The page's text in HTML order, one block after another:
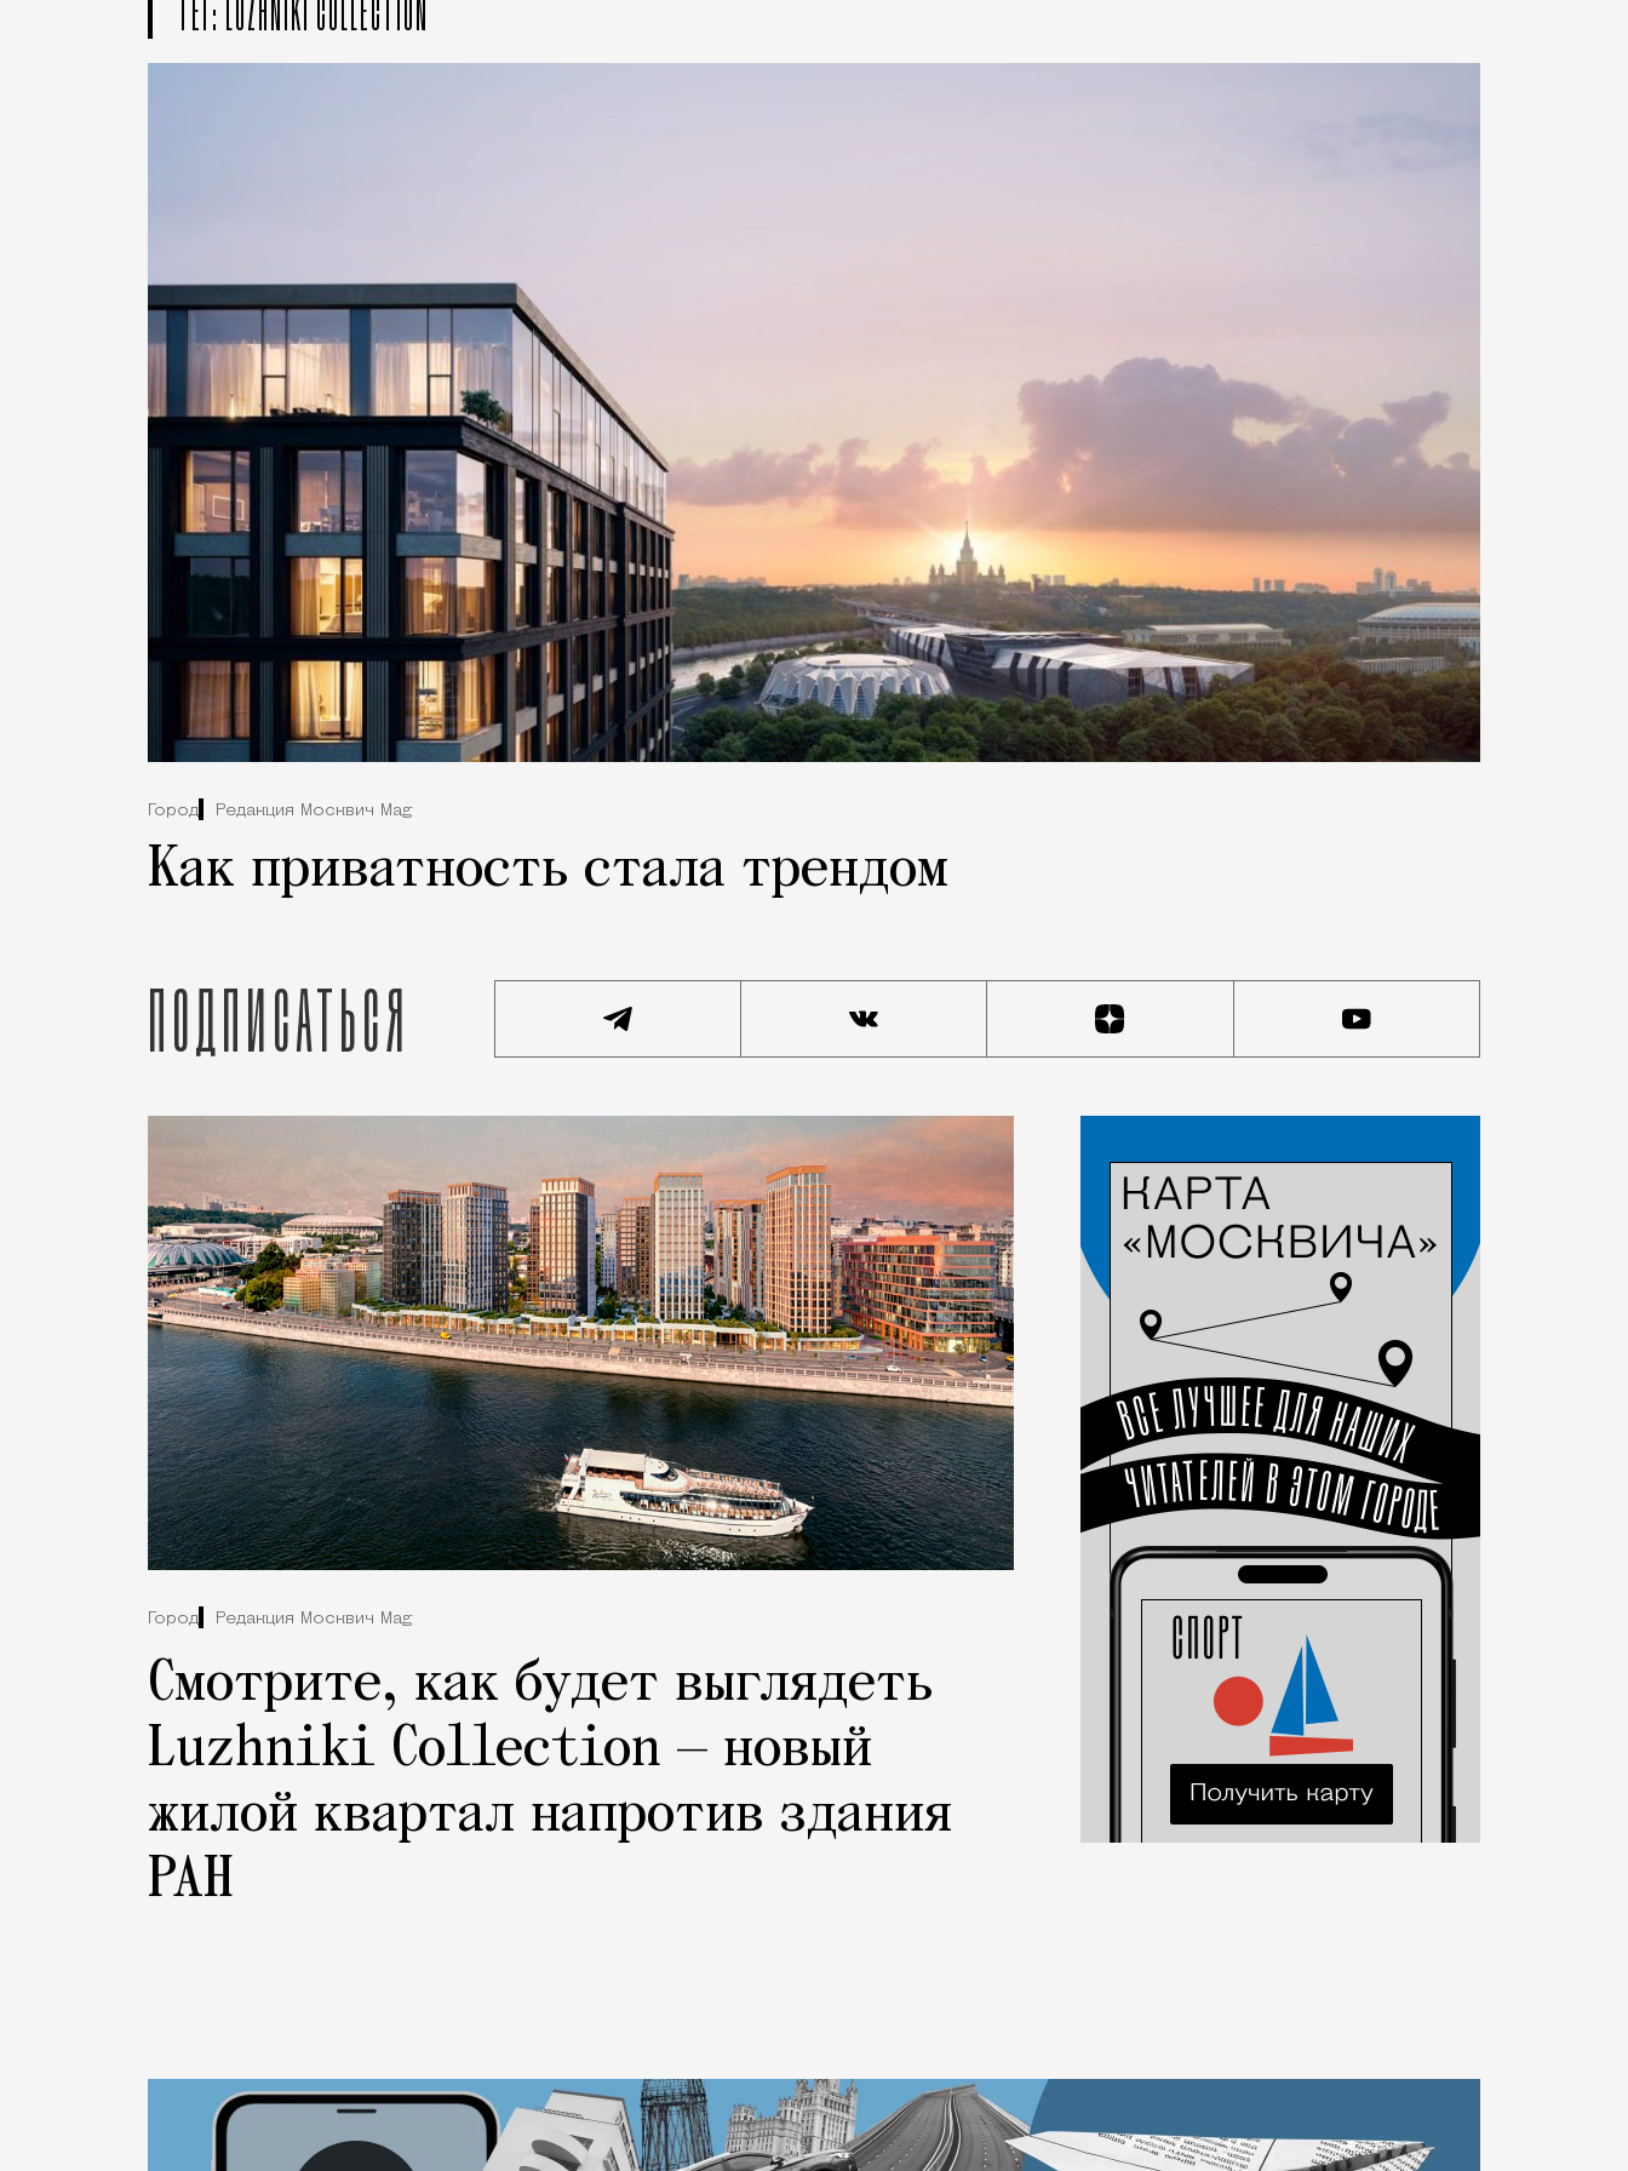
Город Редакция Москвич Mag
Как приватность стала трендом
Подписаться
Город Редакция Москвич Mag
Смотрите, как будет выглядеть
Luzhniki Collection — новый
жилой квартал напротив здания
РАН